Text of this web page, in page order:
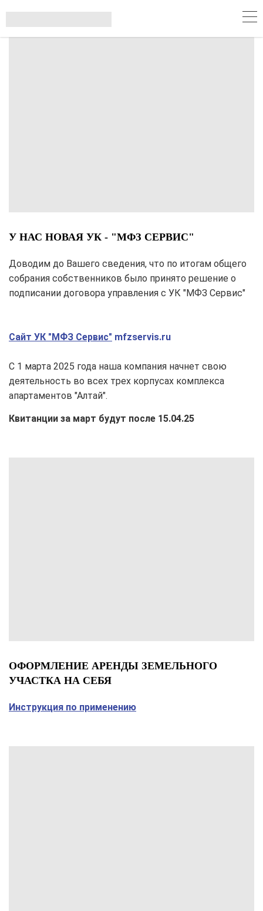
У НАС НОВАЯ УК - "МФЗ СЕРВИС"
Доводим до Вашего сведения, что по итогам общего
собрания собственников было принято решение о
подписании договора управления с УК "МФЗ Сервис"
Сайт УК "МФЗ Сервис" mfzservis.ru
С 1 марта 2025 года наша компания начнет свою
деятельность во всех трех корпусах комплекса
апартаментов "Алтай".
Квитанции за март будут после 15.04.25
ОФОРМЛЕНИЕ АРЕНДЫ ЗЕМЕЛЬНОГО
УЧАСТКА НА СЕБЯ
Инструкция по применению